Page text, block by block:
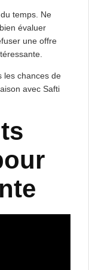
temps. Ne
évaluer
une offre
les chances de
avec Safti